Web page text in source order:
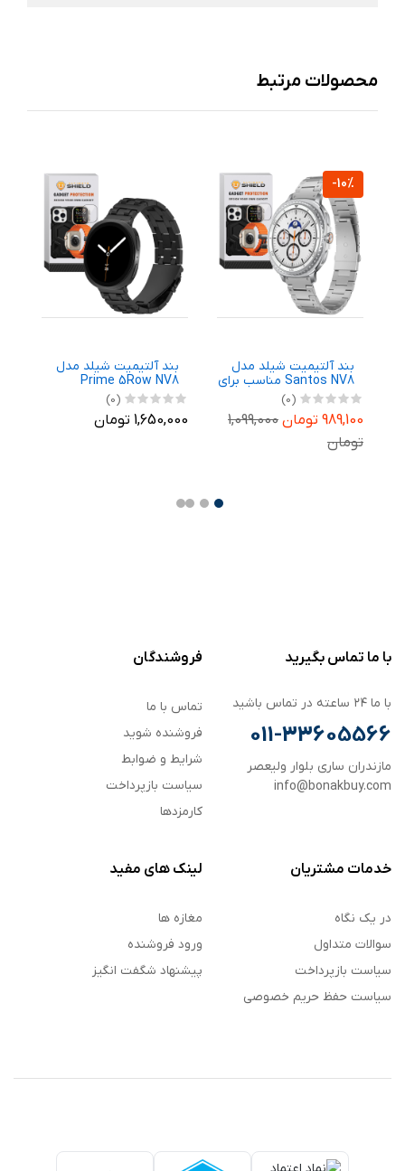
محصولات مرتبط
-10%
بند آلتیمیت شیلد مدل
Santos NV8 مناسب برای
ساعت هوشمند
سامسونگ Galaxy Watch
8 40mm
(0)
989,100 تومان
1,099,000
تومان
بند آلتیمیت شیلد مدل
Prime 5Row NV8
مناسب برای ساعت
هوشمند سامسونگ
Galaxy Watch 8 44mm
(0)
1,650,000 تومان
با ما تماس بگیرید
با ما ۲۴ ساعته در تماس باشید
011-33605566
مازندران ساری بلوار ولیعصر
info@bonakbuy.com
فروشندگان
تماس با ما
فروشنده شوید
شرایط و ضوابط
سیاست بازپرداخت
کارمزدها
خدمات مشتریان
در یک نگاه
سوالات متداول
سیاست بازپرداخت
سیاست حفظ حریم خصوصی
لینک های مفید
مغازه ها
ورود فروشنده
پیشنهاد شگفت انگیز